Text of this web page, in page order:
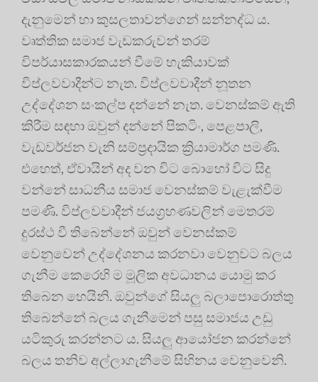
දැනුමෙන් හා කුසලතාවන්ගෙන් සන්නද්ධ ය.
වෘත්තික සමාජ වැඩකරුවන් තරම්
විපර්යාසකාරකයන් වීමේ හැකියාවක්
විප්ලවවාදීන්ට නැත. විප්ලවවාදීන් නූතන
උද්දේශන සංකල්ප දන්නේ නැත. වෙනස්කම් ඇති
කිරීම සඳහා ඔවුන් දන්නේ පිකටිං, පෙළපාලි,
වැඩවර්ජන වැනි සම්ප්‍රදායික ක්‍රියාමාර්ග පමණි.
එහෙත්, ඒවායින් අද වන විට බොහෝ විට සිදු
වන්නේ සාධනීය සමාජ වෙනස්කම් වැළැක්වීම
පමණි. විප්ලවවාදීන් ජයග්‍රහණවලින් මෙතරම්
දුරස්ථ වී තිබෙන්නේ ඔවුන් වෙනස්කම්
වෙනුවෙන් උද්දේශනය කරනවා වෙනුවට බලය
ගැනීම කෙරෙහි ම මූලික අවධානය යොමු කර
තිබෙන හෙයිනි. ඔවුන්ගේ සියලු බලාපොරොත්තු
තිබෙන්නේ බලය ගැනීමෙන් පසු සමාජය උඩු
යටිකුරු කරන්නට ය. සියලු ආයෝජන කරන්නේ
බලය තනිව අල්ලාගැනීමේ සිහිනය වෙනුවෙනි.